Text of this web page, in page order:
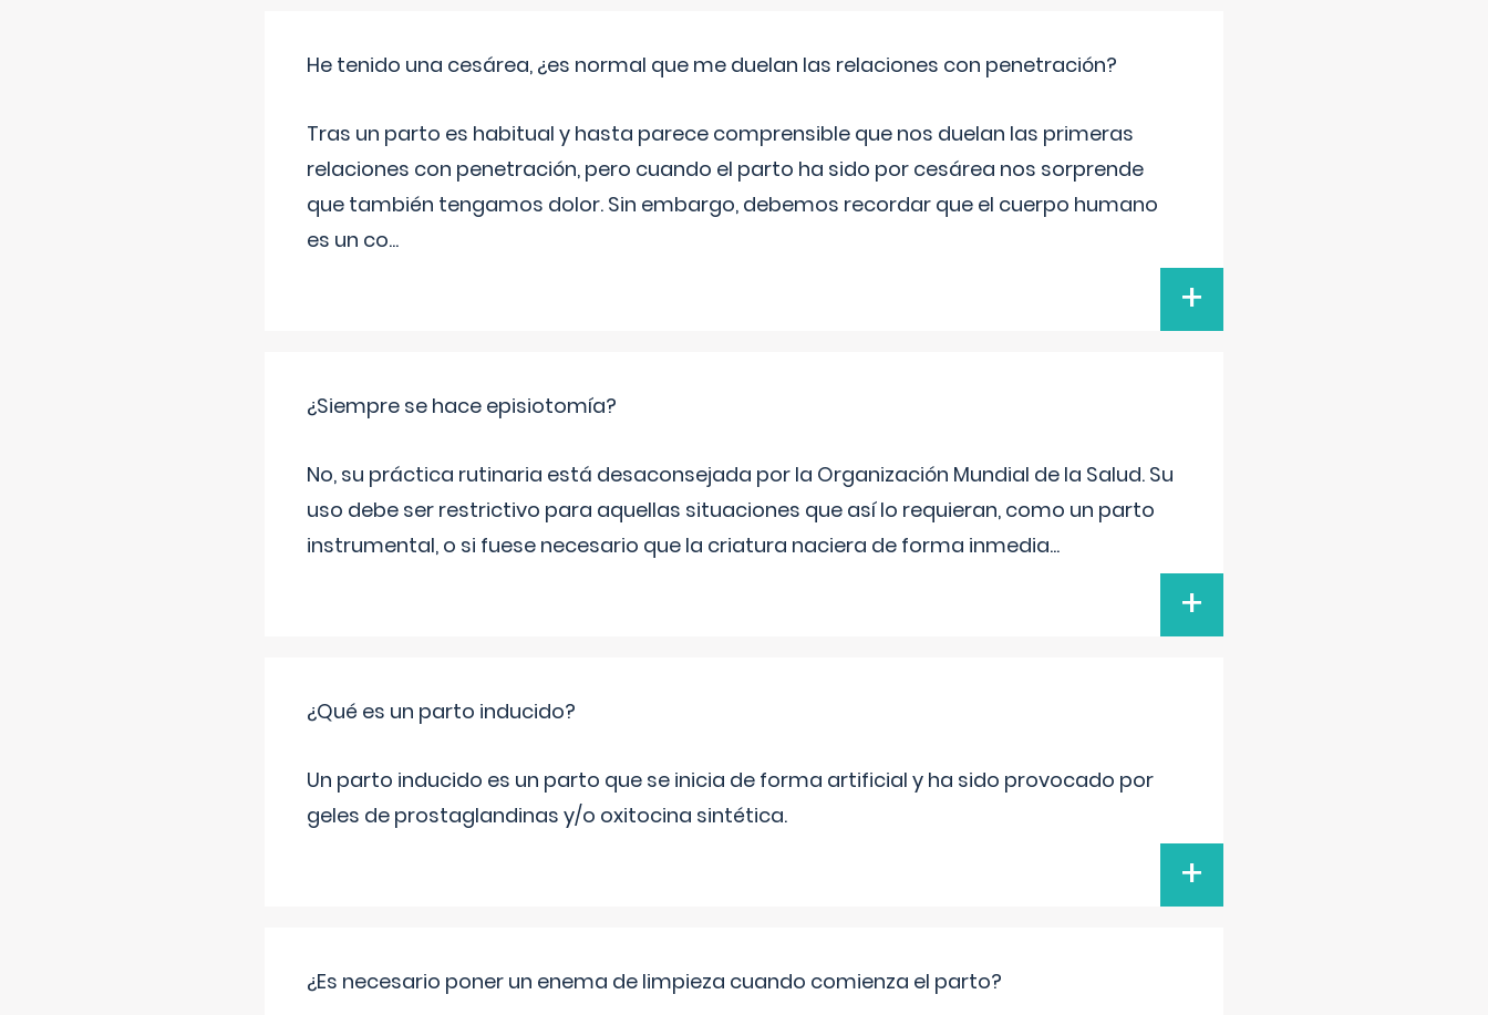
He tenido una cesárea, ¿es normal que me duelan las relaciones con penetración?
Tras un parto es habitual y hasta parece comprensible que nos duelan las primeras
relaciones con penetración, pero cuando el parto ha sido por cesárea nos sorprende
que también tengamos dolor. Sin embargo, debemos recordar que el cuerpo humano
es un co...
+
¿Siempre se hace episiotomía?
No, su práctica rutinaria está desaconsejada por la Organización Mundial de la Salud. Su
uso debe ser restrictivo para aquellas situaciones que así lo requieran, como un parto
instrumental, o si fuese necesario que la criatura naciera de forma inmedia...
+
¿Qué es un parto inducido?
Un parto inducido es un parto que se inicia de forma artificial y ha sido provocado por
geles de prostaglandinas y/o oxitocina sintética.
+
¿Es necesario poner un enema de limpieza cuando comienza el parto?